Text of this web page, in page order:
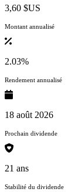
3,60 $US
Montant annualisé
2.03%
Rendement annualisé
18 août 2026
Prochain dividende
21 ans
Stabilité du dividende